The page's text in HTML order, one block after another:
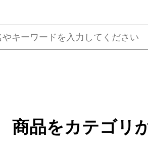
商品をカテゴリ